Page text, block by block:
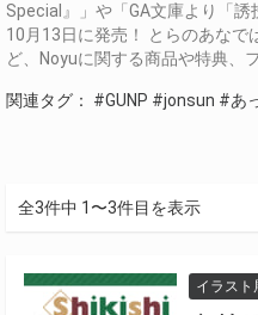
Special』」や「GA文庫より「
10月13日に発売！ とらのあなで
ど、Noyuに関する商品や特典、
関連タグ： #GUNP #jonsun #あ
全3件中 1〜3件目を表示
イラスト